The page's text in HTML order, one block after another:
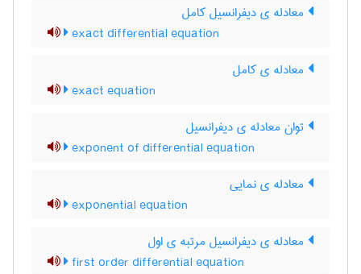
معادله ی دیفرانسیل کامل
exact differential equation
معادله ی کامل
exact equation
توان معادله ی دیفرانسیل
exponent of differential equation
معادله ی نمایی
exponential equation
معادله ی دیفرانسیل مرتبه ی اول
first order differential equation